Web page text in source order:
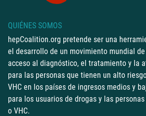
QUIÉNES SOMOS
hepCoalition.org pretende ser una
el desarrollo de un movimiento mundial
acceso al diagnóstico, el tratamiento y la
para las personas que tienen un alto
VHC en los países de ingresos medios y
para los usuarios de drogas y las
o VHC.